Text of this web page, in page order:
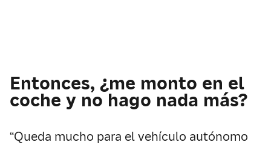
Entonces, ¿me monto en el
coche y no hago nada más?
“Queda mucho para el vehículo autónomo